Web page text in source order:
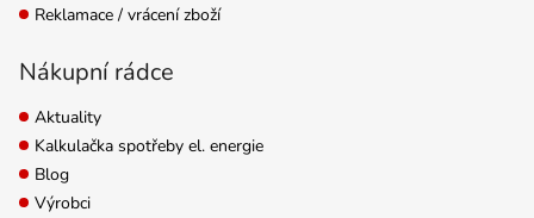
Reklamace / vrácení zboží
Nákupní rádce
Aktuality
Kalkulačka spotřeby el. energie
Blog
Výrobci